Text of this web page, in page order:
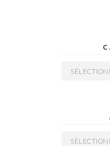
Catégories
Archives